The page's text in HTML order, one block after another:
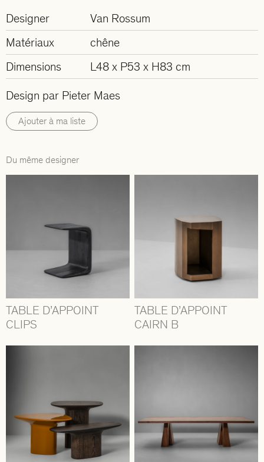
Designer
Van Rossum
Matériaux
chêne
Dimensions
L48 x P53 x H83 cm
Design par Pieter Maes
Ajouter à ma liste
Du même designer
TABLE D’APPOINT
CLIPS
TABLE D’APPOINT
CAIRN B